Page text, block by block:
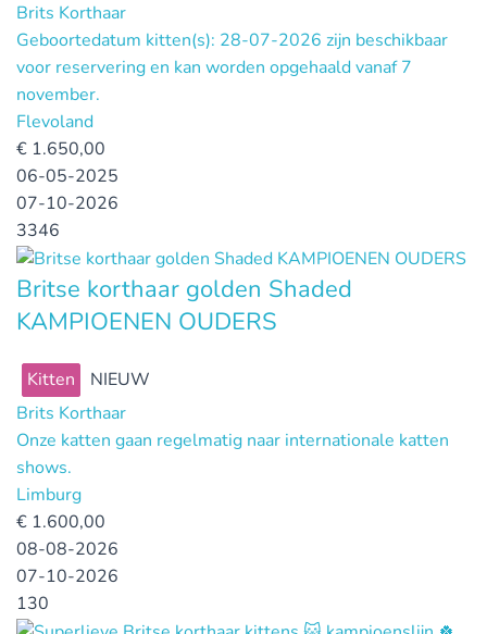
Brits Korthaar
Geboortedatum kitten(s): 28-07-2026 zijn beschikbaar
voor reservering en kan worden opgehaald vanaf 7
november.
Flevoland
€ 1.650,00
06-05-2025
07-10-2026
3346
Britse korthaar golden Shaded
KAMPIOENEN OUDERS
Kitten
NIEUW
Brits Korthaar
Onze katten gaan regelmatig naar internationale katten
shows.
Limburg
€ 1.600,00
08-08-2026
07-10-2026
130